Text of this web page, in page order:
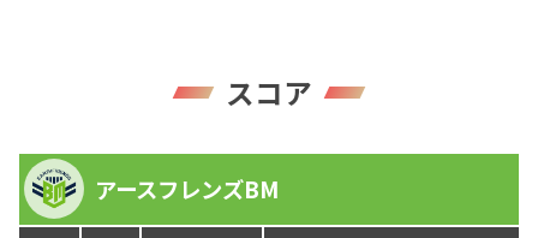
スコア
アースフレンズBM